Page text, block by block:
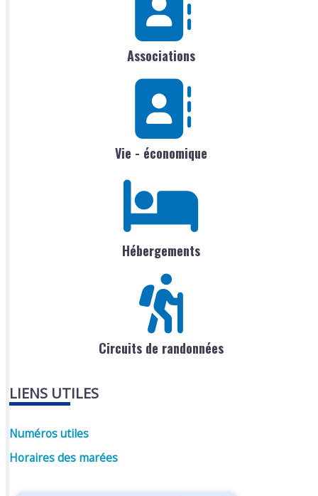
Associations
Vie - économique
Hébergements
Circuits de randonnées
LIENS UTILES
Numéros utiles
Horaires des marées